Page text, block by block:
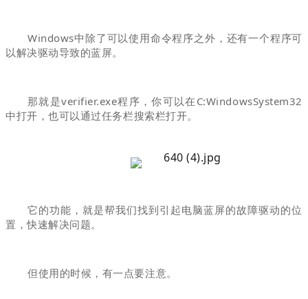
Windows中除了可以使用命令程序之外，还有一个程序可
以解决驱动导致的蓝屏。
那就是verifier.exe程序，你可以在C:WindowsSystem32
中打开，也可以通过任务栏搜索栏打开。
它的功能，就是帮我们找到引起电脑蓝屏的故障驱动的位
置，快速解决问题。
但使用的时候，有一点要注意。